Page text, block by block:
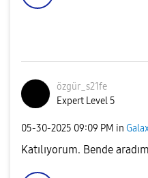
özgür_s21fe
Expert Level 5
‎05-30-2025 09:09 PM in
Katılıyorum. Bende